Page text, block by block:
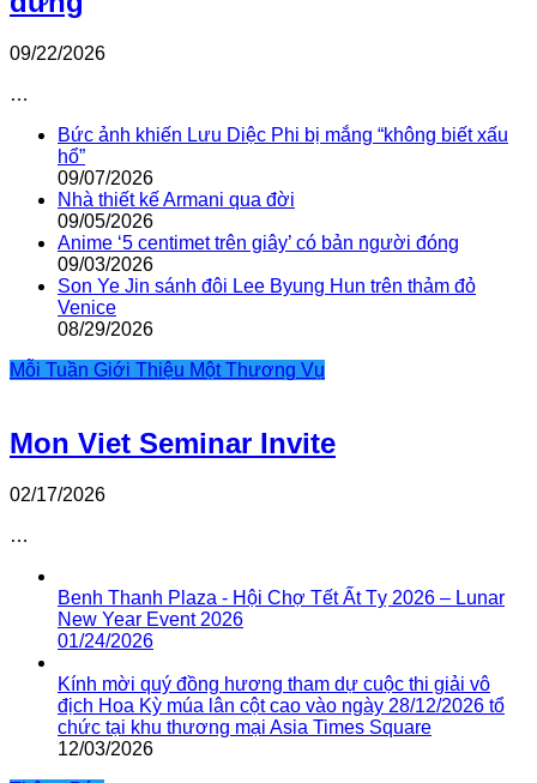
09/22/2026
…
Bức ảnh khiến Lưu Diệc Phi bị mắng “không biết xấu
hổ”
09/07/2026
Nhà thiết kế Armani qua đời
09/05/2026
Anime ‘5 centimet trên giây’ có bản người đóng
09/03/2026
Son Ye Jin sánh đôi Lee Byung Hun trên thảm đỏ
Venice
08/29/2026
Mỗi Tuần Giới Thiệu Một Thương Vụ
Mon Viet Seminar Invite
02/17/2026
…
Benh Thanh Plaza - Hội Chợ Tết Ất Tỵ 2026 – Lunar
New Year Event 2026
01/24/2026
Kính mời quý đồng hương tham dự cuộc thi giải vô
địch Hoa Kỳ múa lân cột cao vào ngày 28/12/2026 tổ
chức tại khu thương mại Asia Times Square
12/03/2026